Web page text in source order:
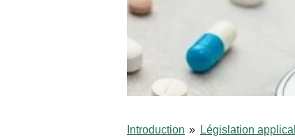
Introduction » Législation